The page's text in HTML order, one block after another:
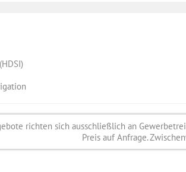
richten sich ausschließlich an
Preis auf Anfrage.